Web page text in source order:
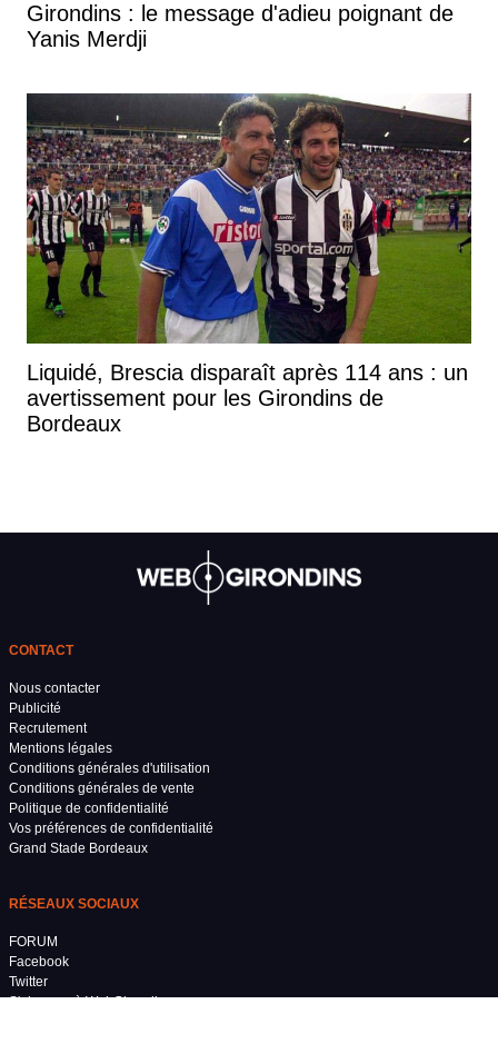
Girondins : le message d'adieu poignant de
Yanis Merdji
Liquidé, Brescia disparaît après 114 ans : un
avertissement pour les Girondins de
Bordeaux
CONTACT
Nous contacter
Publicité
Recrutement
Mentions légales
Conditions générales d'utilisation
Conditions générales de vente
Politique de confidentialité
Vos préférences de confidentialité
Grand Stade Bordeaux
RÉSEAUX SOCIAUX
FORUM
Facebook
Twitter
S'abonner à WebGirondins